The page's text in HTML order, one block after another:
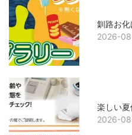
釧路お
2026-
楽しい夏
2026-